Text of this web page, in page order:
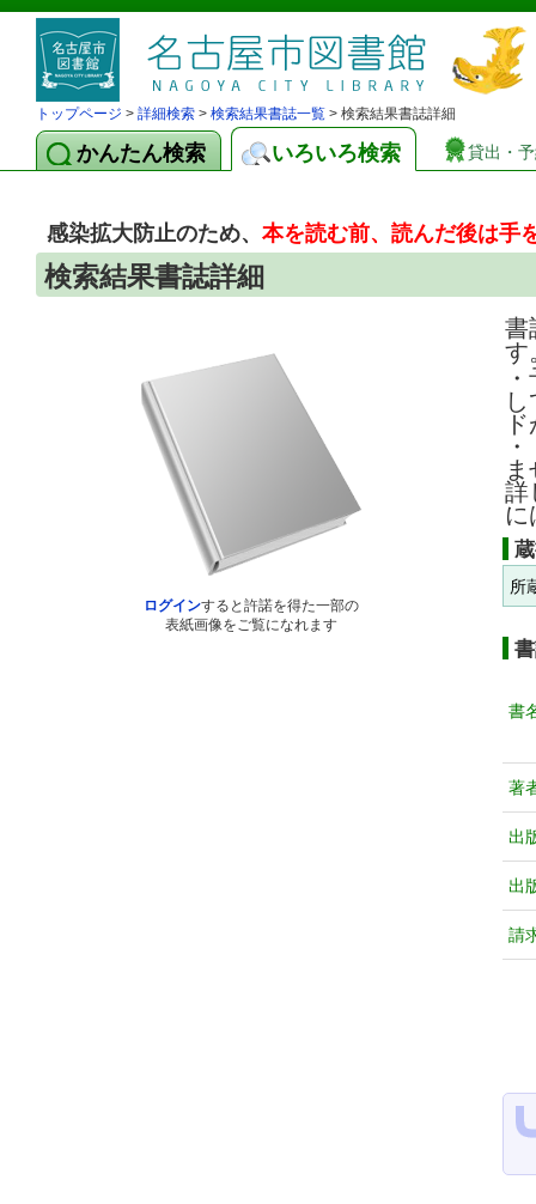
トップページ > 詳細検索 > 検索結果書誌一覧 > 検索結果書誌詳細
かんたん検索 いろいろ検索 貸出・
感染拡大防止のため、本を読む前、読んだ後は手
検索結果書誌詳細
ログインすると許諾を得た一部の
表紙画像をご覧になれます
書
す
詳
に
所
書
著
出
出
請